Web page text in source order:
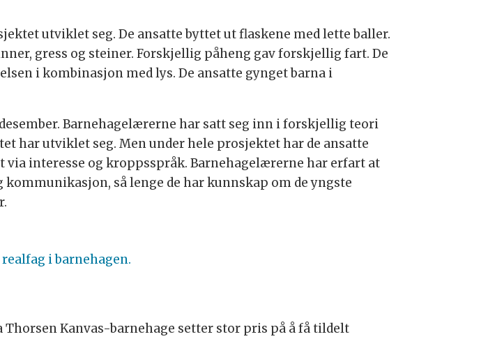
utviklet seg. De ansatte byttet ut flaskene med lette baller.
gress og steiner. Forskjellig påheng gav forskjellig fart. De
i kombinasjon med lys. De ansatte gynget barna i
Barnehagelærerne har satt seg inn i forskjellig teori
har utviklet seg. Men under hele prosjektet har de ansatte
interesse og kroppsspråk. Barnehagelærerne har erfart at
så lenge de har kunnskap om de yngste
i barnehagen.
Kanvas-barnehage setter stor pris på å få tildelt